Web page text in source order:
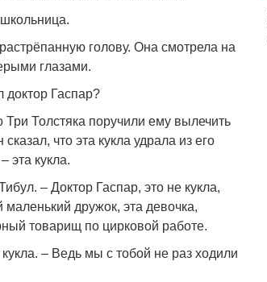
голову. Она смотрела на
глазами.
Гаспар?
Толстяка поручили ему вылечить
что эта кукла удрала из его
эта кукла.
– Доктор Гаспар, это не кукла,
дружок, эта девочка,
товарищ по цирковой работе.
– Ведь мы с тобой не раз ходили